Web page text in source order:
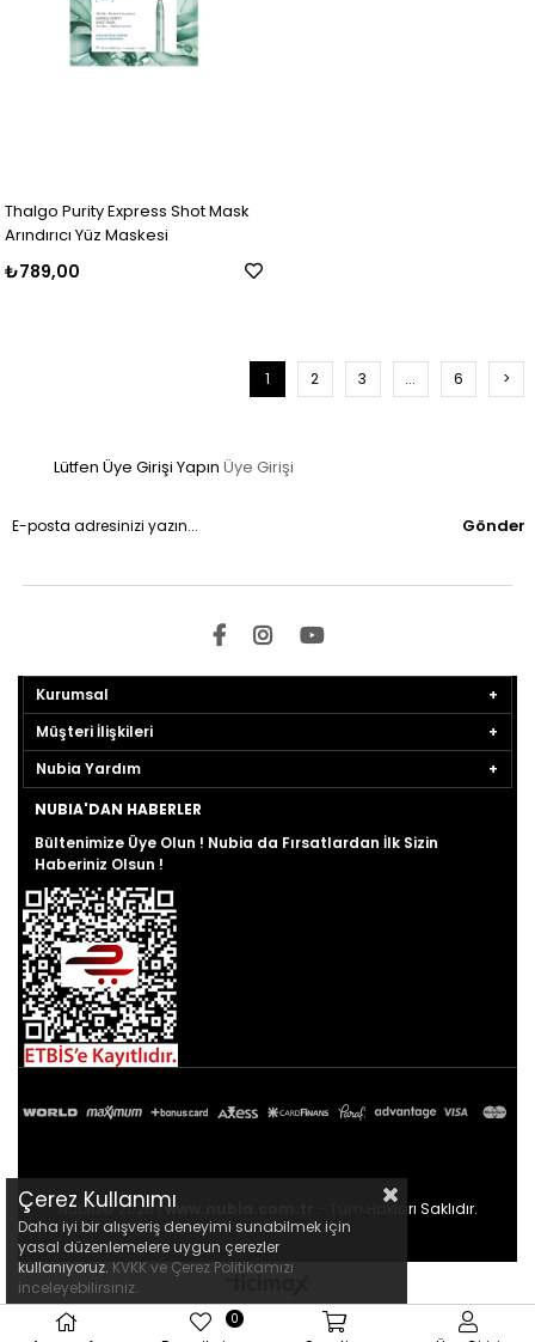
Thalgo Purity Express Shot Mask
Arındırıcı Yüz Maskesi
₺789,00
1 2 3 ... 6 >
Lütfen Üye Girişi Yapın Üye Girişi
Gönder
Kurumsal
Müşteri İlişkileri
Nubia Yardım
NUBIA'DAN HABERLER
Bültenimize Üye Olun ! Nubia da Fırsatlardan İlk Sizin
Haberiniz Olsun !
Nubia© 2026 | www.nubia.com.tr - Tüm Hakları Saklıdır.
Çerez Kullanımı
Daha iyi bir alışveriş deneyimi sunabilmek için
yasal düzenlemelere uygun çerezler
kullanıyoruz. KVKK ve Çerez Politikamızı
inceleyebilirsiniz.
0